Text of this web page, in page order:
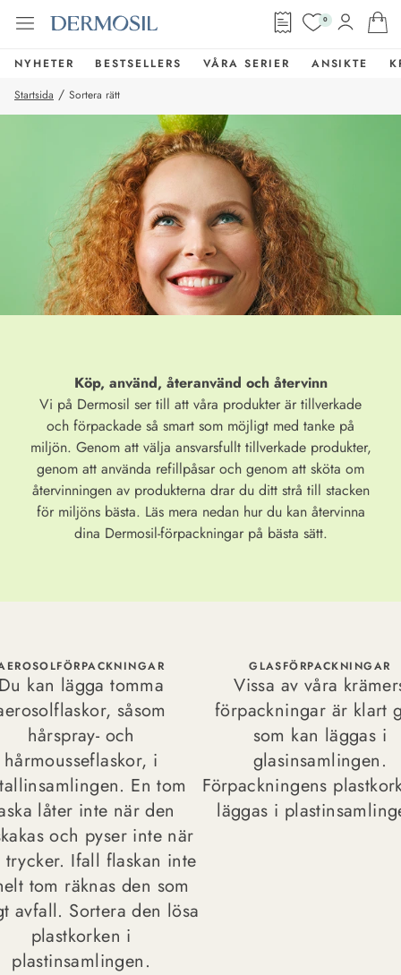
0
NYHETER BESTSELLERS VÅRA SERIER ANSIKTE
Startsida / Sortera rätt
Köp, använd, återanvänd och återvinn
Vi på Dermosil ser till att våra produkter är tillverkade
och förpackade så smart som möjligt med tanke på
miljön. Genom att välja ansvarsfullt tillverkade produkter,
genom att använda refillpåsar och genom att sköta om
återvinningen av produkterna drar du ditt strå till stacken
för miljöns bästa. Läs mera nedan hur du kan återvinna
dina Dermosil-förpackningar på bästa sätt.
kan lägga tomma
såsom
hårspray- och
hårmousseflaskor, i
En tom
låter inte när den
och pyser inte när
trycker. Ifall flaskan inte
tom räknas den som
avfall. Sortera den lösa
plastkorken i
plastinsamlingen.
GLASFÖRPACKNINGAR
Vissa av våra
förpackningar är klart
som kan läggas i
glasinsamlingen.
Förpackningens
läggas i